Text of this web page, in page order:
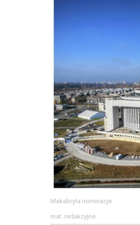
Makabryła nominacje
mat. redakcyjne